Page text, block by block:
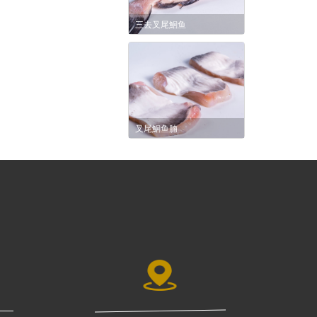
三去叉尾鮰鱼
叉尾鮰鱼腩